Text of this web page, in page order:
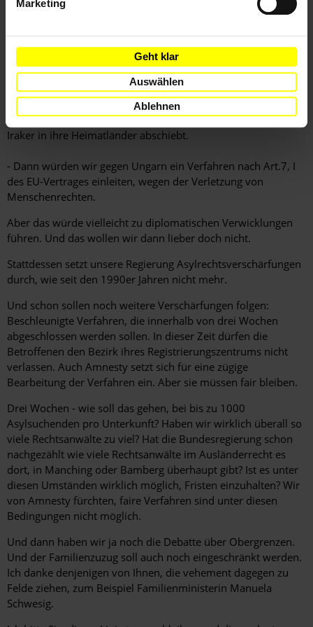
Marketing
Geht klar
Auswählen
Ablehnen
menschenrechtsverletzenden Ländern wie Eritrea an einen
- Gegenvorschlag: Dann würden wir dringend notwendige
Unterstützung der Türkei bei der Aufnahme von Flüchtlingen
nicht daran koppeln, dass die Türkei der neue europäische
Grenzwächter wird. Ein Grenzwächter, der aktuell Syrer und
Iraker in ihre Heimatländer abschiebt.
- Dann würden wir gegen Ungarn ein Verfahren nach Art.7, I
des EU-Vertrages einleiten, wegen der Verletzung von
Menschenrechten.
Aber das würde vielleicht zu diplomatischen Verwicklungen
führen. Und das wollen wir dann lieber doch nicht.
Stattdessen setzt unsere Regierung Asylrechtsverschärfungen
durch, wie seit den 1990er Jahren nicht mehr.
Und schon sollen noch weitere Verschärfungen folgen:
Beschleunigte Verfahren, die innerhalb von drei Wochen
abgeschlossen werden sollen. In dieser Zeit dürfen die
Betroffenen den Bezirk ihres Registrierungszentrums nicht
verlassen. Auch Amnesty setzt sich für eine zügige
Bearbeitung der Verfahren ein. Aber sie müssen fair bleiben.
Drei Wochen - wie soll das gehen, bei bis zu 1000
Asylsuchenden pro Unterkunft? Haben wir wirklich überall so
viele Rechtsanwälte zu viel? Hat die Bundesregierung schon
nachgezählt wie viele Rechtsanwälte im Ausländerrecht es
dort, in Manching oder Bamberg überhaupt gibt? Ist es unter
diesen Umständen wirklich möglich, Fristen einzuhalten? Wir
von Amnesty fürchten, faire Verfahren sind unter diesen
Bedingungen nicht möglich.
Und dann haben wir ja noch die Debatte über Obergrenzen.
Und der Familienzuzug soll auch noch eingeschränkt werden.
Ich danke denjenigen von Ihnen, die vehement dagegen zu
Felde ziehen, zum Beispiel Familienministerin Manuela
Schwesig.